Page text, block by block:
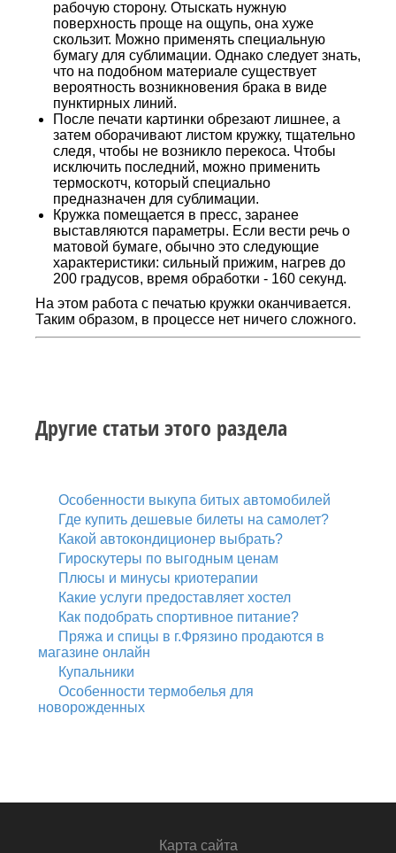
рабочую сторону. Отыскать нужную
поверхность проще на ощупь, она хуже
скользит. Можно применять специальную
бумагу для сублимации. Однако следует знать,
что на подобном материале существует
вероятность возникновения брака в виде
пунктирных линий.
После печати картинки обрезают лишнее, а
затем оборачивают листом кружку, тщательно
следя, чтобы не возникло перекоса. Чтобы
исключить последний, можно применить
термоскотч, который специально
предназначен для сублимации.
Кружка помещается в пресс, заранее
выставляются параметры. Если вести речь о
матовой бумаге, обычно это следующие
характеристики: сильный прижим, нагрев до
200 градусов, время обработки - 160 секунд.
На этом работа с печатью кружки оканчивается.
Таким образом, в процессе нет ничего сложного.
Другие статьи этого раздела
Особенности выкупа битых автомобилей
Где купить дешевые билеты на самолет?
Какой автокондиционер выбрать?
Гироскутеры по выгодным ценам
Плюсы и минусы криотерапии
Какие услуги предоставляет хостел
Как подобрать спортивное питание?
Пряжа и спицы в г.Фрязино продаются в
магазине онлайн
Купальники
Особенности термобелья для
новорожденных
Карта сайта